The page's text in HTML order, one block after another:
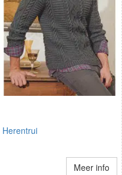
Herentrui
Meer info